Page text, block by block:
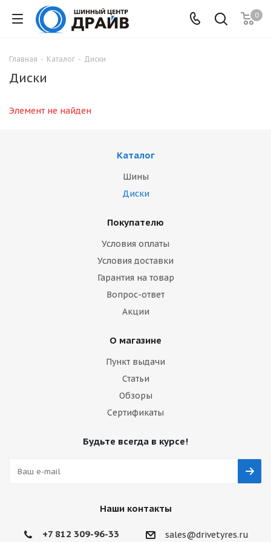
0
Главная - Каталог - Диски
Диски
Элемент не найден
Каталог
Шины
Диски
Покупателю
Условия оплаты
Условия доставки
Гарантия на товар
Вопрос-ответ
Акции
О магазине
Пункт выдачи
Статьи
Обзоры
Сертификаты
Будьте всегда в курсе!
Наши контакты
+7 812 309-96-33 sales@drivetyres.ru